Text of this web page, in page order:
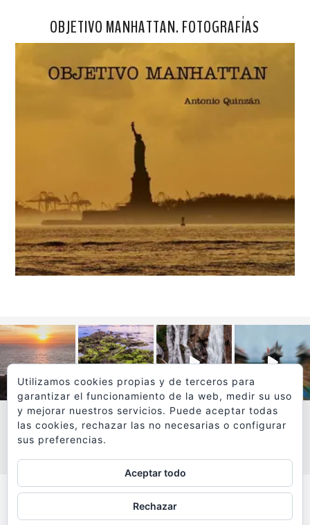
OBJETIVO MANHATTAN. FOTOGRAFÍAS
VER MÁS
Todos los textos y fotografías de
Utilizamos cookies propias y de terceros para
garantizar el funcionamiento de la web, medir su uso
y mejorar nuestros servicios. Puede aceptar todas
las cookies, rechazar las no necesarias o configurar
sus preferencias.
Aceptar todo
Rechazar